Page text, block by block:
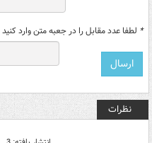
* لطفا عدد مقابل را در جعبه متن وارد کنید
نظرات